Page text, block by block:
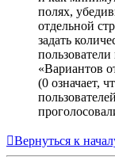
полях,
отдельной
задать
«Вариантов
(0 означает,
Вернуться к